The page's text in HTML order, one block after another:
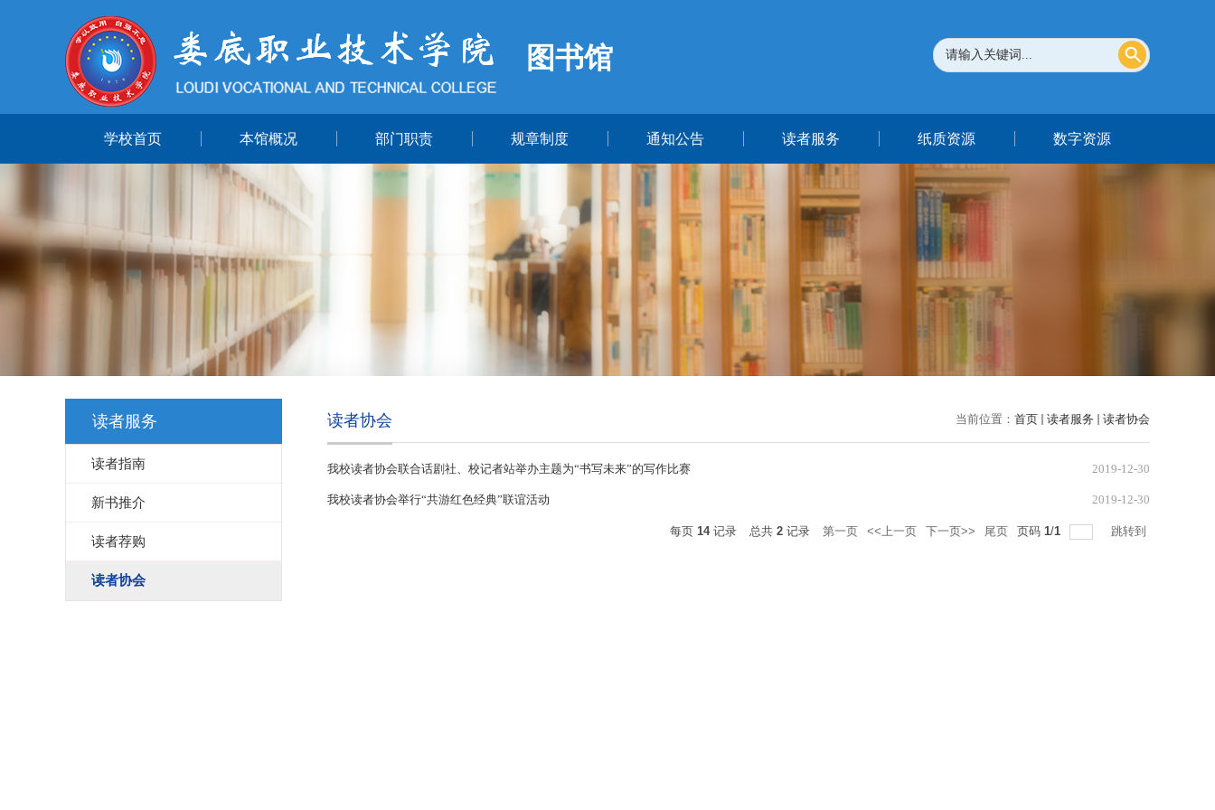
图书馆
学校首页 本馆概况 部门职责 规章制度 通知公告 读者服务 纸质资源 数字资源
读者服务
读者指南
新书推介
读者荐购
读者协会
当前位置： 首页 读者服务 读者协会
读者协会
我校读者协会联合话剧社、校记者站举办主题为“书写未来”的写作比赛 2019-12-30
我校读者协会举行“共游红色经典”联谊活动 2019-12-30
每页 14记录 总共 2 记录 第一页 <<上一页 下一页>> 尾页 页码 1/1 跳转到